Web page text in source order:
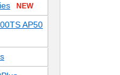
NEW
AP50